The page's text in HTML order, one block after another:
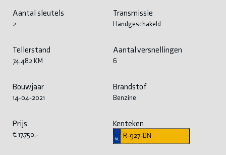
Aantal sleutels
2
Transmissie
Handgeschakeld
Tellerstand
74.482 KM
Aantal versnellingen
6
Bouwjaar
14-04-2021
Brandstof
Benzine
Prijs
€ 17.750,-
Kenteken
R-927-DN